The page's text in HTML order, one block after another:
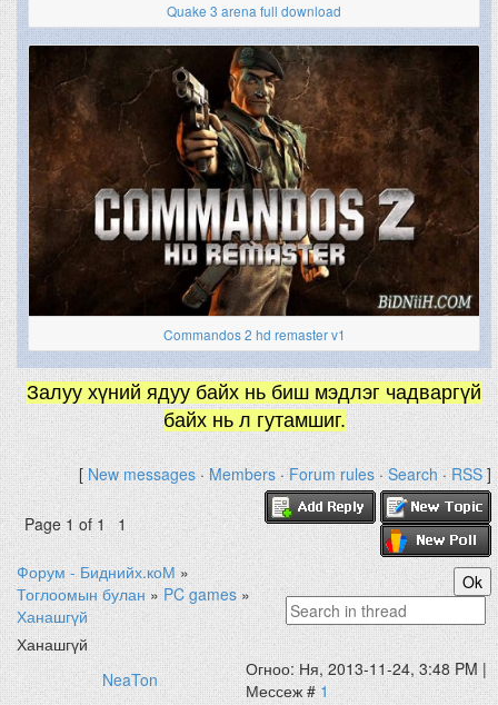
Quake 3 arena full download
Commandos 2 hd remaster v1
Залуу хүний ядуу байх нь биш мэдлэг чадваргүй
байх нь л гутамшиг.
[New messages·Members·Forum rules·Search·RSS]
Page1of1 1
Форум - Биднийх.коМ »
Тоглоомын булан » PC games »
Ханашгүй
Ханашгүй
NeaTon
Огноо: Ня, 2013-11-24, 3:48 PM |
Мессеж #1